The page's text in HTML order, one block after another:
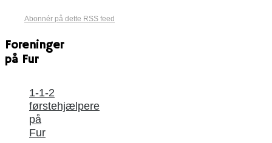
Abonnér på dette RSS feed
Foreninger
på Fur
1-1-2
førstehjælpere
på
Fur